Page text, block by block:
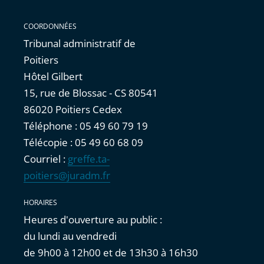
COORDONNÉES
Tribunal administratif de
Poitiers
Hôtel Gilbert
15, rue de Blossac - CS 80541
86020 Poitiers Cedex
Téléphone : 05 49 60 79 19
Télécopie : 05 49 60 68 09
Courriel : greffe.ta-
poitiers@juradm.fr
HORAIRES
Heures d'ouverture au public :
du lundi au vendredi
de 9h00 à 12h00 et de 13h30 à 16h30